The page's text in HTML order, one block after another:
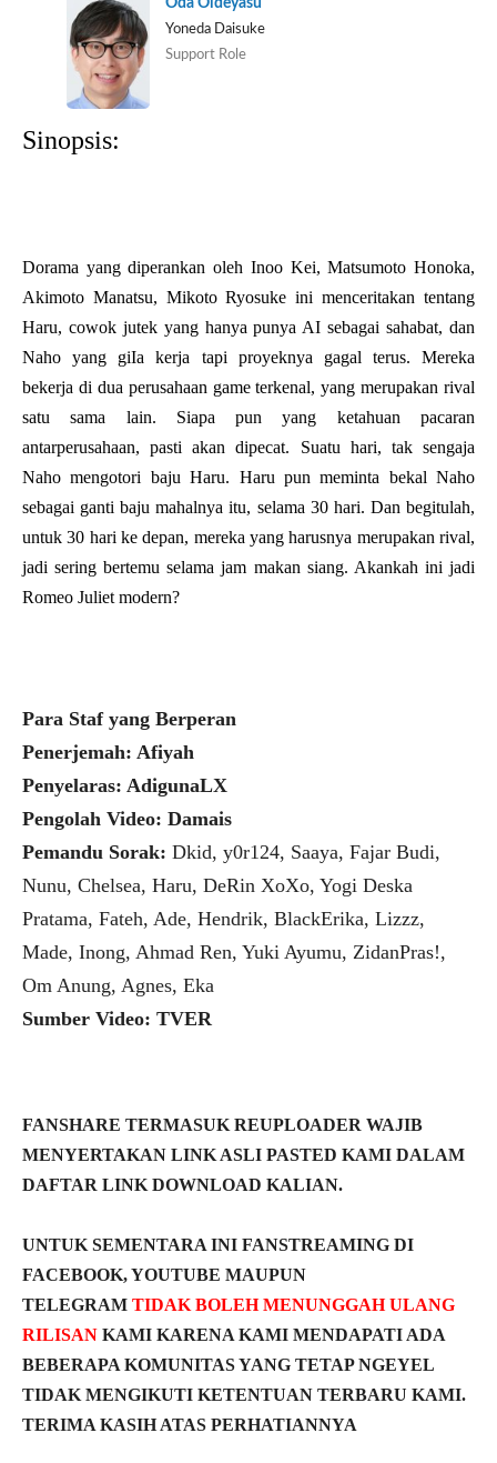
Oda Oideyasu
Yoneda Daisuke
Support Role
Sinopsis:
Dorama yang diperankan oleh Inoo Kei, Matsumoto Honoka,
Akimoto Manatsu, Mikoto Ryosuke ini menceritakan tentang
Haru, cowok jutek yang hanya punya AI sebagai sahabat, dan
Naho yang giIa kerja tapi proyeknya gagal terus. Mereka
bekerja di dua perusahaan game terkenal, yang merupakan rival
satu sama lain. Siapa pun yang ketahuan pacaran
antarperusahaan, pasti akan dipecat. Suatu hari, tak sengaja
Naho mengotori baju Haru. Haru pun meminta bekal Naho
sebagai ganti baju mahalnya itu, selama 30 hari. Dan begitulah,
untuk 30 hari ke depan, mereka yang harusnya merupakan rival,
jadi sering bertemu selama jam makan siang. Akankah ini jadi
Romeo Juliet modern?
Para Staf yang Berperan
Penerjemah: Afiyah
Penyelaras: AdigunaLX
Pengolah Video: Damais
Pemandu Sorak: Dkid, y0r124, Saaya, Fajar Budi,
Nunu, Chelsea, Haru, DeRin XoXo, Yogi Deska
Pratama, Fateh, Ade, Hendrik, BlackErika, Lizzz,
Made, Inong, Ahmad Ren, Yuki Ayumu, ZidanPras!,
Om Anung, Agnes, Eka
Sumber Video: TVER
FANSHARE TERMASUK REUPLOADER WAJIB
MENYERTAKAN LINK ASLI PASTED KAMI DALAM
DAFTAR LINK DOWNLOAD KALIAN.
UNTUK SEMENTARA INI FANSTREAMING DI
FACEBOOK, YOUTUBE MAUPUN
TELEGRAM TIDAK BOLEH MENUNGGAH ULANG
RILISAN KAMI KARENA KAMI MENDAPATI ADA
BEBERAPA KOMUNITAS YANG TETAP NGEYEL
TIDAK MENGIKUTI KETENTUAN TERBARU KAMI.
TERIMA KASIH ATAS PERHATIANNYA